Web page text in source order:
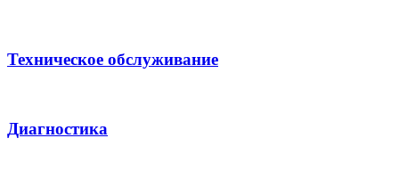
Техническое обслуживание
Диагностика